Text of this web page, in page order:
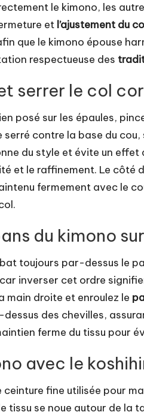
le kimono, les
et l’ajustement du
que le kimono épouse
respectueuse des
serrer le col
posé sur les épaules,
contre la base du
du style et évite un
et le raffinement. Le côté
fermement avec le
du kimono
toujours par-dessus le
inverser cet ordre
main droite et enroulez le
dessus des chevilles,
ferme du tissu pour
avec le
ceinture fine utilisée pour
tissu se noue autour de la